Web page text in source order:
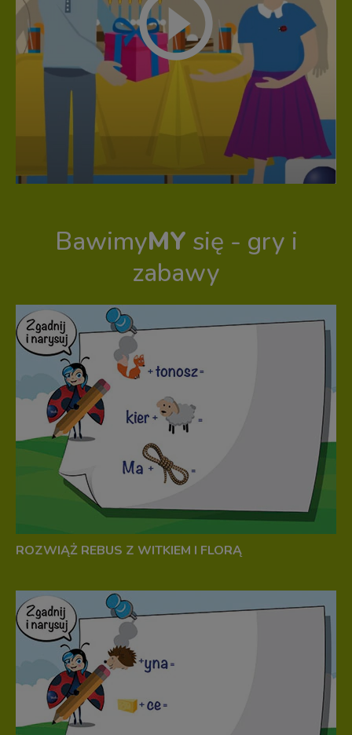
BawimyMY się - gry i
zabawy
ROZWIĄŻ REBUS Z WITKIEM I FLORĄ